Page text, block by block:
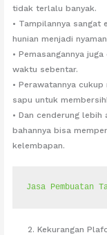
tidak terlalu banyak.
• Tampilannya sangat
hunian menjadi
• Pemasangannya
waktu sebentar.
• Perawatannya
sapu untuk
• Dan cenderung
bahannya bisa
kelembapan.
Jasa Pembuatan
Kekurangan